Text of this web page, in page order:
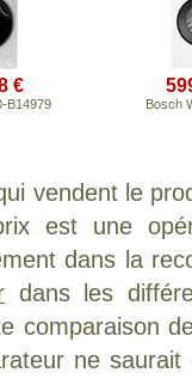
€
B14979 Bosch
vendent le
est une
dans la
dans les
comparaison
ne